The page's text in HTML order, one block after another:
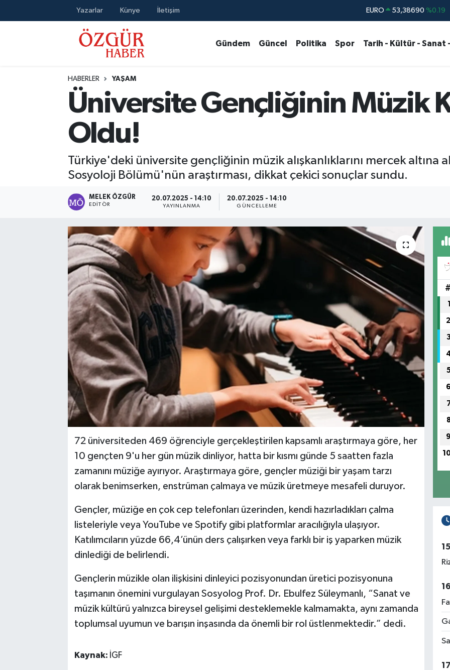
Yazarlar Künye İletişim
45,43620
Gündem Güncel Politika Spor Tarih - Kültür - Sanat
HABERLER YAŞAM
Üniversite Gençliğinin Müzik
Oldu!
Türkiye'deki üniversite gençliğinin müzik alışkanlıklarını mercek altına
Sosyoloji Bölümü'nün araştırması, dikkat çekici sonuçlar sundu.
MELEK ÖZGÜR
EDITÖR
20.07.2025 - 14:10
YAYINLANMA
20.07.2025 - 14:10
GÜNCELLEME
72 üniversiteden 469 öğrenciyle gerçekleştirilen kapsamlı araştırmaya göre, her
10 gençten 9'u her gün müzik dinliyor, hatta bir kısmı günde 5 saatten fazla
zamanını müziğe ayırıyor. Araştırmaya göre, gençler müziği bir yaşam tarzı
olarak benimserken, enstrüman çalmaya ve müzik üretmeye mesafeli duruyor.
Gençler, müziğe en çok cep telefonları üzerinden, kendi hazırladıkları çalma
listeleriyle veya YouTube ve Spotify gibi platformlar aracılığıyla ulaşıyor.
Katılımcıların yüzde 66,4’ünün ders çalışırken veya farklı bir iş yaparken müzik
dinlediği de belirlendi.
Gençlerin müzikle olan ilişkisini dinleyici pozisyonundan üretici pozisyonuna
taşımanın önemini vurgulayan Sosyolog Prof. Dr. Ebulfez Süleymanlı, “Sanat ve
müzik kültürü yalnızca bireysel gelişimi desteklemekle kalmamakta, aynı zamanda
toplumsal uyumun ve barışın inşasında da önemli bir rol üstlenmektedir.” dedi.
Kaynak: İGF
#
1
2
6
9
MODA - GÜZELLİK
Tarih - Kültür - Sanat - Turizm
Nöbetçi Eczaneler
Namaz Vakitleri
Trafik Durumu
Süper Lig Puan Durumu ve Fikstür
Tüm Manşetler
Son Dakika Haberleri